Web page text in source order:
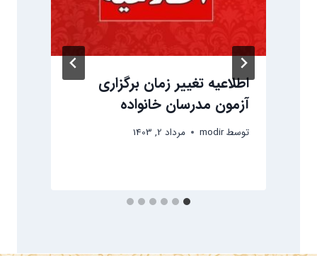
اطلاعیه تغییر زمان برگزاری
آزمون مدرسان خانواده
توسطmodir مرداد 2, 1403